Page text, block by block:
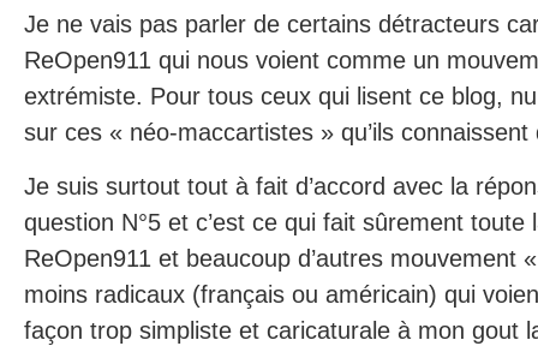
Je ne vais pas parler de certains détracteurs
ReOpen911 qui nous voient comme un
extrémiste. Pour tous ceux qui lisent ce blog,
sur ces « néo-maccartistes » qu’ils connaissent
Je suis surtout tout à fait d’accord avec la
question N°5 et c’est ce qui fait sûrement toute
ReOpen911 et beaucoup d’autres mouvement
moins radicaux (français ou américain) qui
façon trop simpliste et caricaturale à mon gout